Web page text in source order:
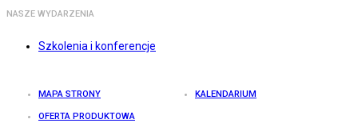
NASZE WYDARZENIA
Szkolenia i konferencje
MAPA STRONY KALENDARIUM
OFERTA PRODUKTOWA